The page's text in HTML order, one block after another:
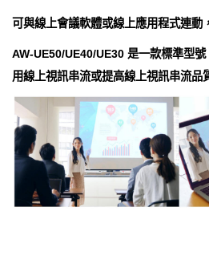
可與線上會議軟體或線上應用程式連動
AW-UE50/UE40/UE30 是一款標準型
用線上視訊串流或提高線上視訊串流品